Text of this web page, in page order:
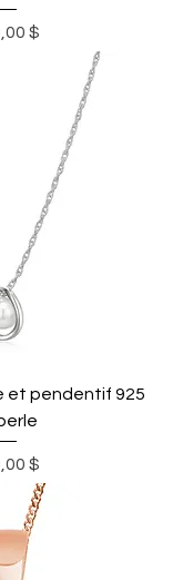
$
et pendentif 925
$